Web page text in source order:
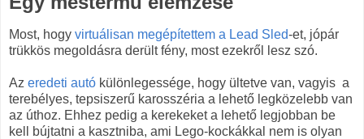
Most, hogy virtuálisan megépítettem a Lead Sled-et, jópár
trükkös megoldásra derült fény, most ezekről lesz szó.
Az eredeti autó különlegessége, hogy ültetve van, vagyis a
terebélyes, tepsiszerű karosszéria a lehető legközelebb van
az úthoz. Ehhez pedig a kerekeket a lehető legjobban be
kell bújtatni a kasztniba, ami Lego-kockákkal nem is olyan